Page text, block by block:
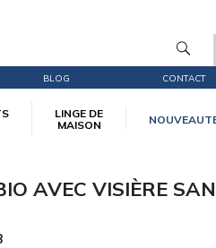
BLOG CONTACT
LINGE DE
MAISON
AVEC VISIÈRE